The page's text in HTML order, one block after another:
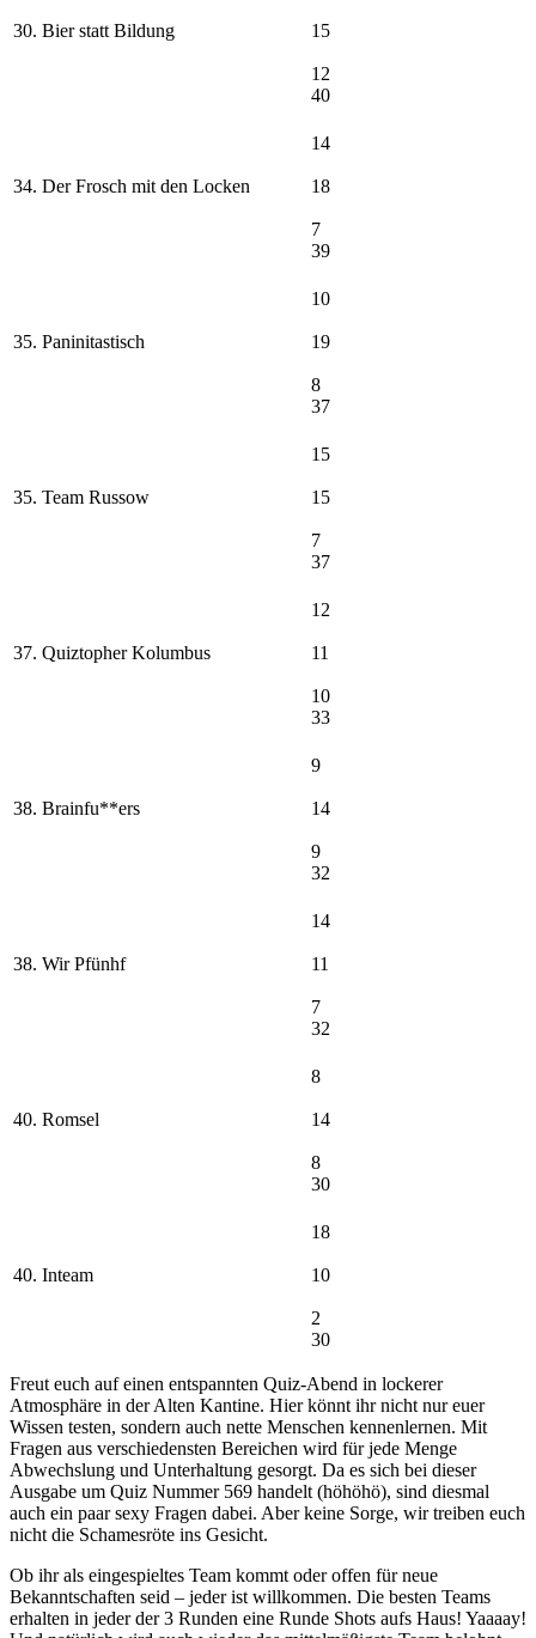
30. Bier statt Bildung 15
12
40
34. Der Frosch mit den Locken
14
18
7
39
35. Paninitastisch
10
19
8
37
35. Team Russow
15
15
7
37
37. Quiztopher Kolumbus
12
11
10
33
38. Brainfu**ers
9
14
9
32
38. Wir Pfünhf
14
11
7
32
40. Romsel
8
14
8
30
40. Inteam
18
10
2
30
Freut euch auf einen entspannten Quiz-Abend in lockerer
Atmosphäre in der Alten Kantine. Hier könnt ihr nicht nur euer
Wissen testen, sondern auch nette Menschen kennenlernen. Mit
Fragen aus verschiedensten Bereichen wird für jede Menge
Abwechslung und Unterhaltung gesorgt. Da es sich bei dieser
Ausgabe um Quiz Nummer 569 handelt (höhöhö), sind diesmal
auch ein paar sexy Fragen dabei. Aber keine Sorge, wir treiben euch
nicht die Schamesröte ins Gesicht.
Ob ihr als eingespieltes Team kommt oder offen für neue
Bekanntschaften seid – jeder ist willkommen. Die besten Teams
erhalten in jeder der 3 Runden eine Runde Shots aufs Haus! Yaaaay!